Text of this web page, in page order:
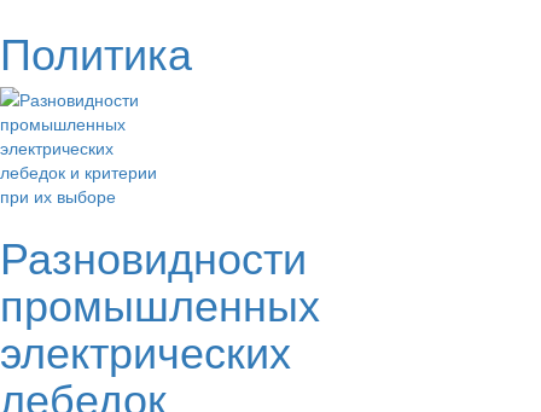
Политика
Разновидности
промышленных
электрических
лебедок